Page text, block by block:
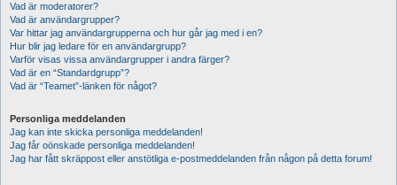
Vad är moderatorer?
Vad är användargrupper?
Var hittar jag användargrupperna och hur går jag med i en?
Hur blir jag ledare för en användargrupp?
Varför visas vissa användargrupper i andra färger?
Vad är en “Standardgrupp”?
Vad är “Teamet”-länken för något?
Personliga meddelanden
Jag kan inte skicka personliga meddelanden!
Jag får oönskade personliga meddelanden!
Jag har fått skräppost eller anstötliga e-postmeddelanden från någon på detta forum!